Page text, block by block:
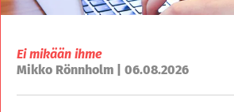
Ei mikään ihme
Mikko Rönnholm | 06.08.2026